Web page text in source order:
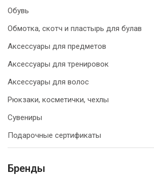
Обувь
Обмотка, скотч и пластырь для булав
Аксессуары для предметов
Аксессуары для тренировок
Аксессуары для волос
Рюкзаки, косметички, чехлы
Сувениры
Подарочные сертификаты
Бренды